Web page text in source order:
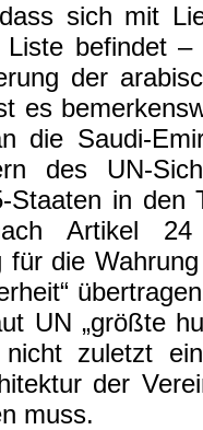
sich mit
befindet
der
es
die Saudi-
des UN-
Staaten in den
Artikel
für die
UN „größte
zuletzt
der
muss.